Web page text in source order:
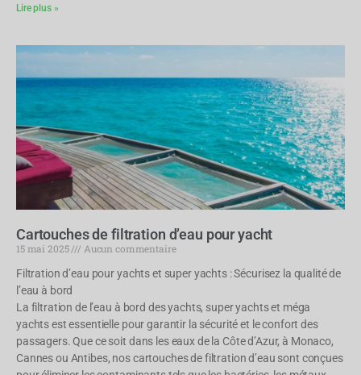
Lire plus »
Cartouches de filtration d’eau pour yacht
15 mai 2025
Aucun commentaire
Filtration d’eau pour yachts et super yachts : Sécurisez la qualité de
l’eau à bord
La filtration de l’eau à bord des yachts, super yachts et méga
yachts est essentielle pour garantir la sécurité et le confort des
passagers. Que ce soit dans les eaux de la Côte d’Azur, à Monaco,
Cannes ou Antibes, nos cartouches de filtration d’eau sont conçues